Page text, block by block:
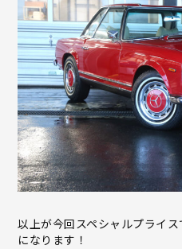
以上が今回スペシャルプライ
になります！